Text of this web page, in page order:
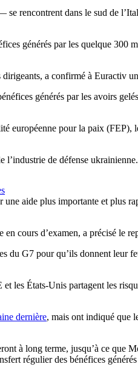
rencontrent dans le sud de
générés par les quelque 300
a confirmé à Euractiv
générés par les avoirs
européenne pour la paix
l’industrie de défense ukrainienne.
aide plus importante et plus
cours d’examen, a précisé le
du G7 pour qu’ils donnent leur
les États-Unis partagent les
dernière, mais ont indiqué que
à long terme, jusqu’à ce que
régulier des bénéfices